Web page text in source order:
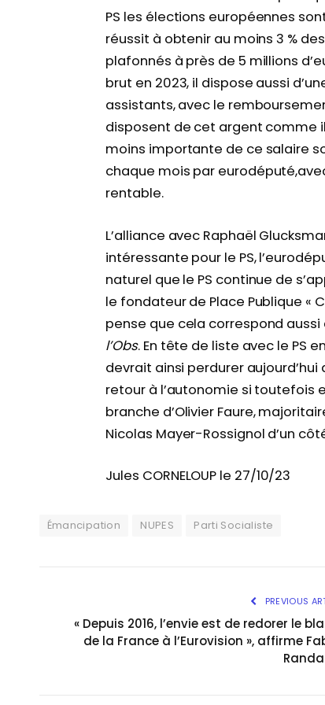
PS les élections européennes
réussit à obtenir au moins 3 %
plafonnés à près de 5 millions
brut en 2023, il dispose aussi
assistants, avec le
disposent de cet argent comme
moins importante de ce salaire
chaque mois par
rentable.
L’alliance avec Raphaël
intéressante pour le PS,
naturel que le PS continue de
le fondateur de Place Publique
pense que cela correspond
l’Obs. En tête de liste avec le PS
devrait ainsi perdurer aujourd’hui
retour à l’autonomie si toutefois
branche d’Olivier Faure,
Nicolas Mayer-Rossignol d’un
Jules CORNELOUP le 27/10/23
Émancipation NUPES Parti Socialiste
PREVIOUS
« Depuis 2016, l’envie est de redorer le
de la France à l’Eurovision », affirme